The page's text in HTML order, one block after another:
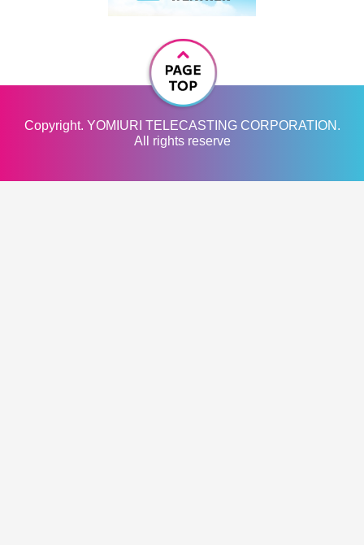
Copyright. YOMIURI TELECASTING CORPORATION.
All rights reserve